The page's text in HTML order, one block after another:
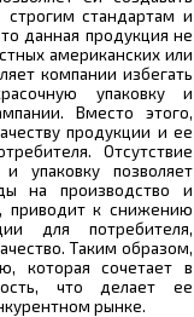
стандартам и
данная продукция не
американских или
компании избегать
упаковку и
Вместо этого,
продукции и ее
Отсутствие
упаковку позволяет
на производство и
приводит к снижению
для потребителя,
Таким образом,
которая сочетает в
что делает ее
рынке.